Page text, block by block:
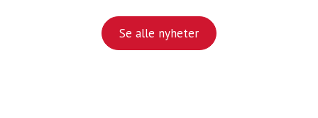
Se alle nyheter